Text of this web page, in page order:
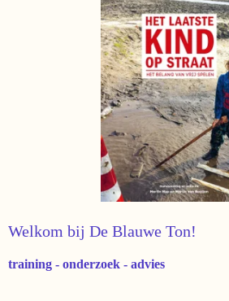
Welkom bij De Blauwe Ton!
training - onderzoek - advies